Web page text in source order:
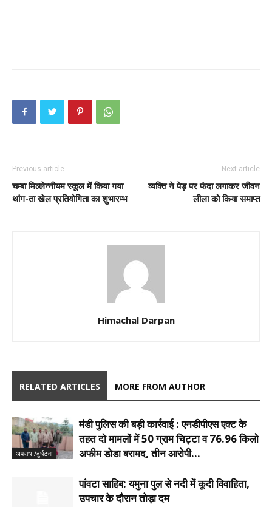
Previous article
चम्बा मिल्लेन्नीयम स्कूल में किया गया
थांग-ता खेल प्रतियोगिता का शुभारम्भ
Next article
व्यक्ति ने पेड़ पर फंदा लगाकर जीवन
लीला को किया समाप्त
Himachal Darpan
RELATED ARTICLES MORE FROM AUTHOR
अपराध /दुर्घटना
मंडी पुलिस की बड़ी कार्रवाई : एनडीपीएस एक्ट के
तहत दो मामलों में 50 ग्राम चिट्टा व 76.96 किलो
अफीम डोडा बरामद, तीन आरोपी...
पांवटा साहिब: यमुना पुल से नदी में कूदी विवाहिता,
उपचार के दौरान तोड़ा दम